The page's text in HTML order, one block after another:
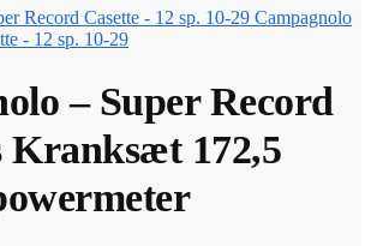
Campagnolo
- 12 sp. 10-29
– Super Record
Kranksæt 172,5